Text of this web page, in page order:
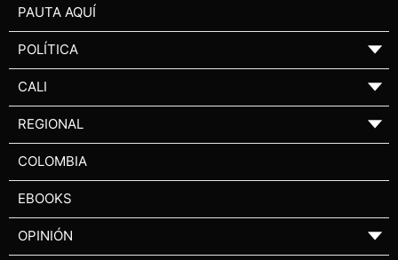
PAUTA AQUÍ
POLÍTICA ▼
CALI ▼
REGIONAL ▼
COLOMBIA
EBOOKS
OPINIÓN ▼